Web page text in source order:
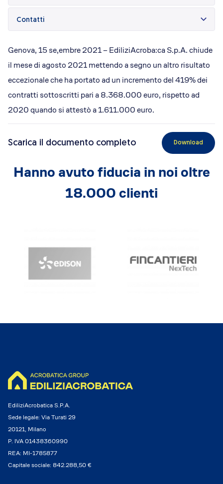
Approfondimenti
News
Contatti
Genova, 15 se,embre 2021 – EdiliziAcroba:ca S.p.A. chiude
il mese di agosto 2021 mettendo a segno un altro risultato
eccezionale che ha portato ad un incremento del 419% dei
contratti sottoscritti pari a 8.368.000 euro, rispetto ad
2020 quando si attestò a 1.611.000 euro.
Scarica il documento completo Download
Hanno avuto fiducia in noi oltre
18.000 clienti
EdiliziAcrobatica S.P.A.
Sede legale: Via Turati 29
20121, Milano
P. IVA 01438360990
REA: MI-1785877
Capitale sociale: 842.288,50 €